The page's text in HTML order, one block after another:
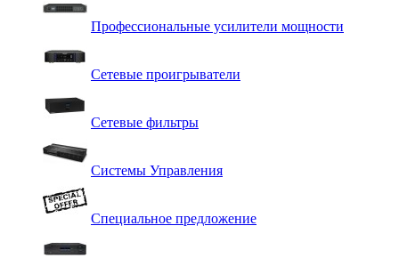
Профессиональные усилители мощности
Сетевые проигрыватели
Сетевые фильтры
Системы Управления
Специальное предложение